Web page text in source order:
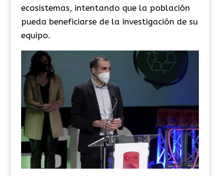
ecosistemas, intentando que la población
pueda beneficiarse de la investigación de su
equipo.